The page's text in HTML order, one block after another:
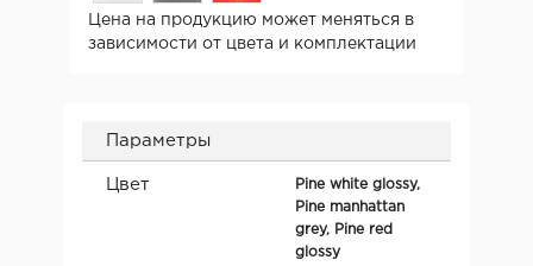
Цена на продукцию может меняться в
зависимости от цвета и комплектации
Параметры
Цвет
Pine white glossy,
Pine manhattan
grey, Pine red
glossy